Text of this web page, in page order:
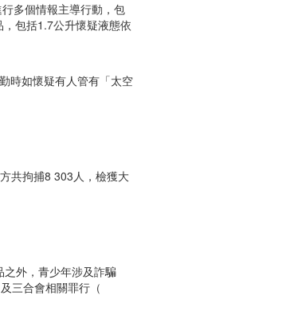
多個情報主導行動，包
包括1.7公升懷疑液態依
時如懷疑有人管有「太空
共拘捕8 303人，檢獲大
外，青少年涉及詐騙
三合會相關罪行（